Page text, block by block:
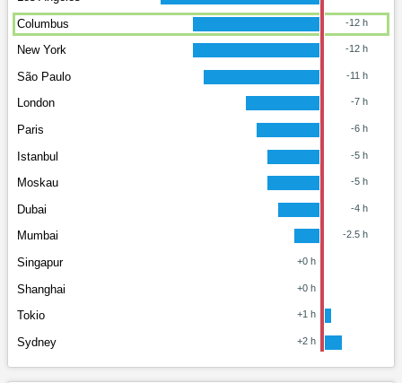
Columbus -12 h
New York -12 h
São Paulo -11 h
London -7 h
Paris -6 h
Istanbul -5 h
Moskau -5 h
Dubai -4 h
Mumbai -2.5 h
Singapur +0 h
Shanghai +0 h
Tokio +1 h
Sydney +2 h